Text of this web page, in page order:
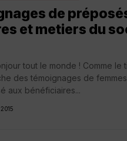
de
et metiers du
tout le monde ! Comme le
des témoignages de
aux bénéficiaires...